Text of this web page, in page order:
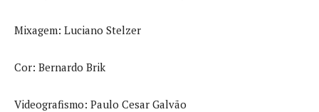
Mixagem: Luciano Stelzer
Cor: Bernardo Brik
Videografismo: Paulo Cesar Galvão